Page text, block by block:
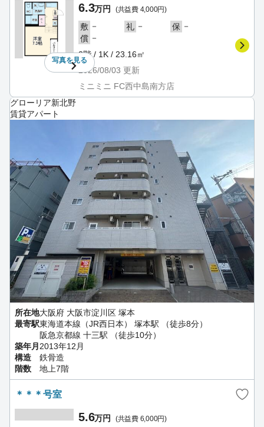
写真を見る
6.3万円 (共益費 4,000円)
敷 － 礼 － 保 －
償 －
2階 / 1K / 23.16㎡
2026/08/03 更新
ミニミニ FC西中島南方店
グローリア新北野
賃貸アパート
所在地大阪府 大阪市淀川区 塚本
最寄駅東海道本線（JR西日本） 塚本駅 （徒歩8分）
阪急京都線 十三駅 （徒歩10分）
築年月 2013年12月
構造
鉄骨造
階数
地上7階
＊＊＊号室
5.6万円 (共益費 6,000円)